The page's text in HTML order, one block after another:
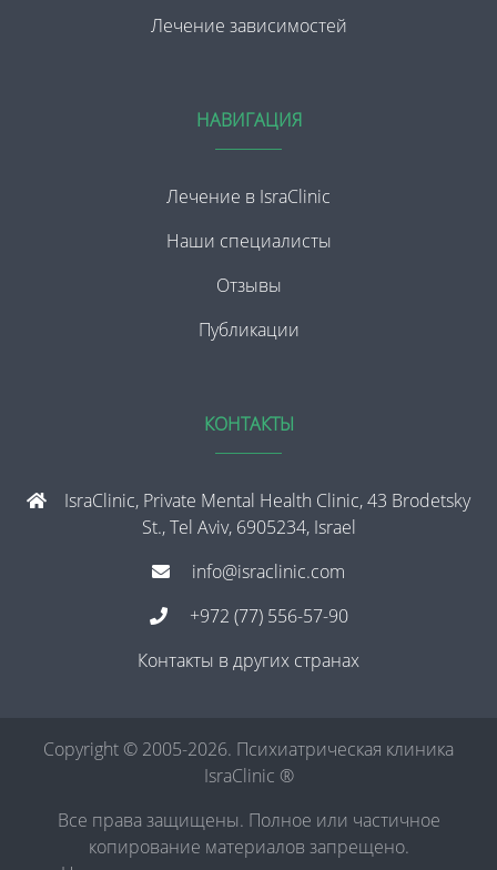
Лечение зависимостей
НАВИГАЦИЯ
Лечение в IsraClinic
Наши специалисты
Отзывы
Публикации
КОНТАКТЫ
IsraClinic, Private Mental Health Clinic, 43 Brodetsky
St., Tel Aviv, 6905234, Israel
info@israclinic.com
+972 (77) 556-57-90
Контакты в других странах
Copyright © 2005-2026. Психиатрическая клиника
IsraClinic ®
Все права защищены. Полное или частичное
копирование материалов запрещено.